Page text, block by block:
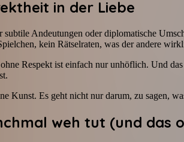
in der Liebe
Andeutungen oder diplomatische
kein Rätselraten, was der andere
Respekt ist einfach nur unhöflich. Und
Kunst. Es geht nicht nur darum, zu sagen,
weh tut (und das